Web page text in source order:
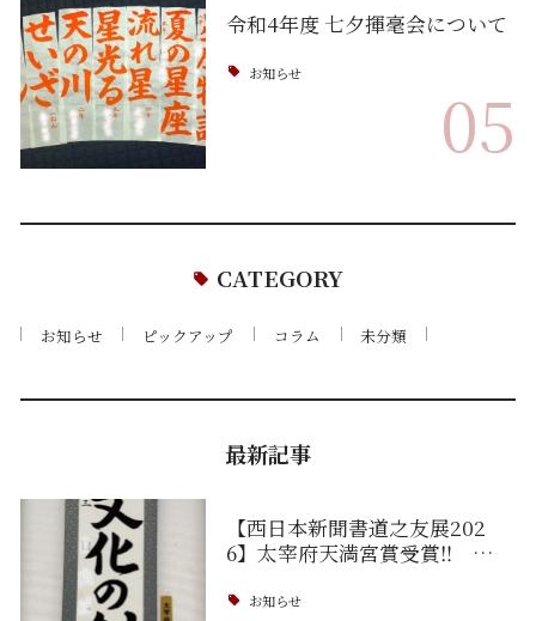
令和4年度 七夕揮毫会について
お知らせ
05
CATEGORY
お知らせ ピックアップ コラム 未分類
最新記事
【西日本新聞書道之友展202
6】太宰府天満宮賞受賞‼ …
お知らせ